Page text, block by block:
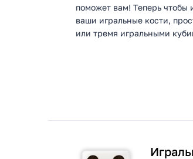
поможет вам! Теперь чтобы
ваши игральные кости,
или тремя игральными